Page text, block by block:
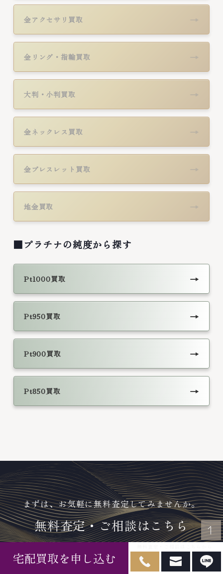
金アクセサリ買取 →
金リング・指輪買取 →
大判・小判買取 →
金ネックレス買取 →
金ブレスレット買取 →
地金買取 →
■プラチナの純度から探す
Pt1000買取 →
Pt950買取 →
Pt900買取 →
Pt850買取 →
まずは、お気軽に無料査定してみませんか。
無料査定・ご相談はこちら
通話無料！専門スタッフが対応
宅配買取を申し込む